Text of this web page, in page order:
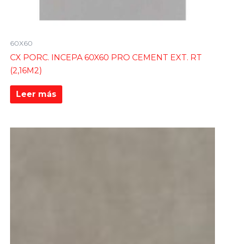
60X60
CX PORC. INCEPA 60X60 PRO CEMENT EXT. RT
(2,16M2)
Leer más